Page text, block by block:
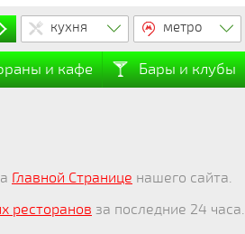
кухня метро
и кафе Бары и клубы
Главной Странице нашего сайта.
ресторанов за последние 24 часа.